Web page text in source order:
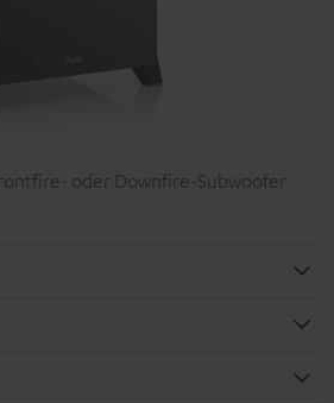
oder Downfire-Subwoofer